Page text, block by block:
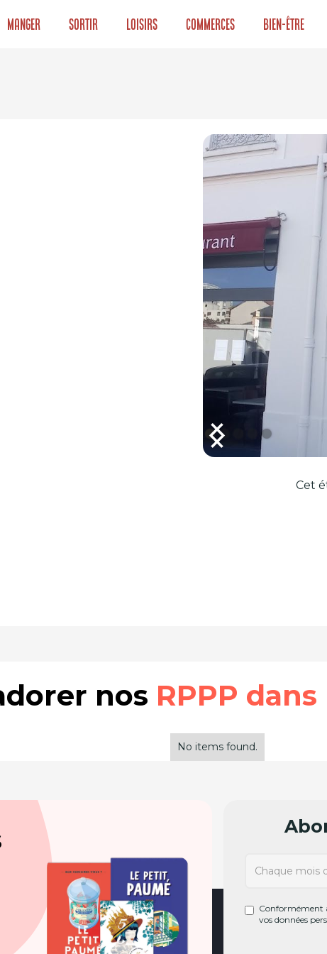
Manger Sortir Loisirs Commerces Bien-être
Cet
nos RPPP
No items found.
Conformément
vos données